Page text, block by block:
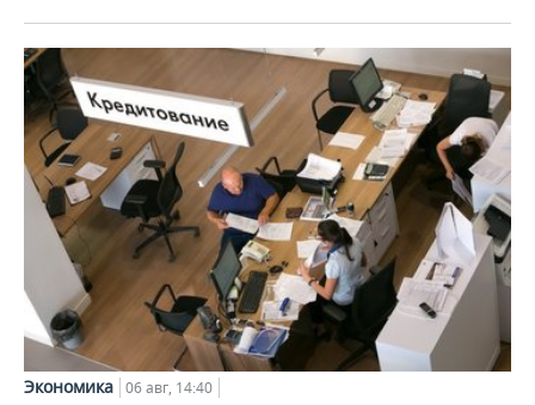
Экономика 06 авг, 14:40